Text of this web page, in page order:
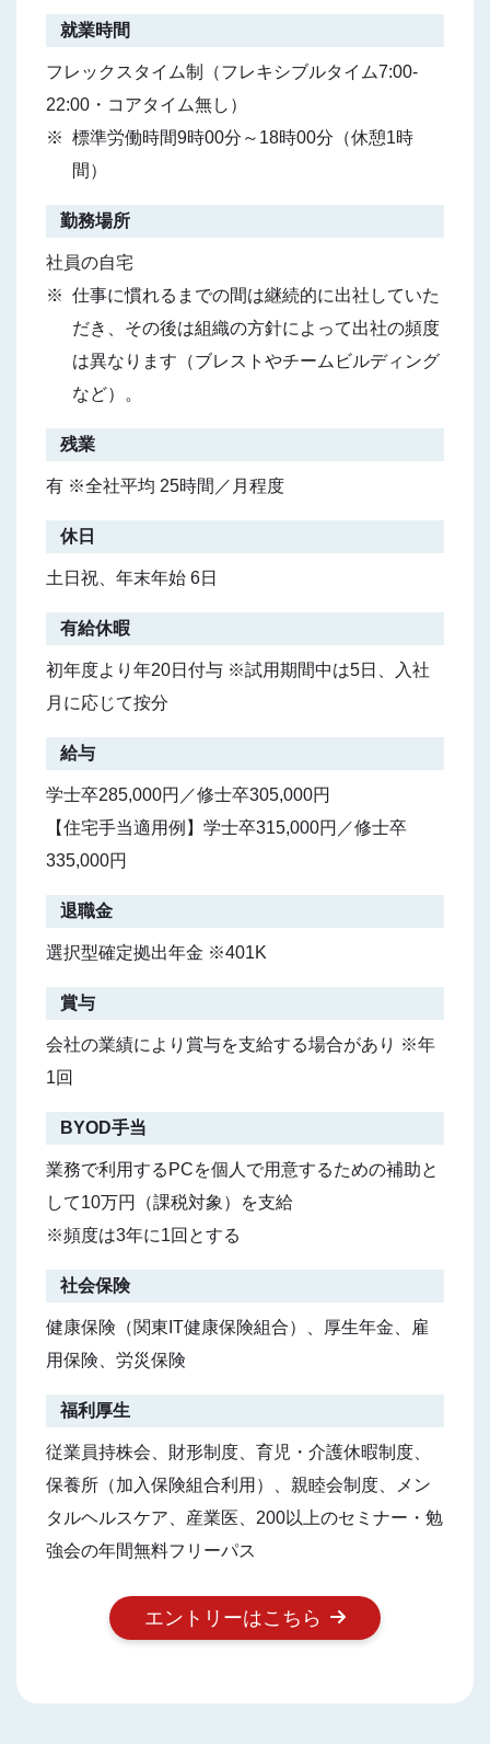
就業時間
フレックスタイム制（フレキシブルタイム7:00-
22:00・コアタイム無し）
標準労働時間9時00分～18時00分（休憩1時
間）
勤務場所
社員の自宅
仕事に慣れるまでの間は継続的に出社していた
だき、その後は組織の方針によって出社の頻度
は異なります（ブレストやチームビルディング
など）。
残業
有 ※全社平均 25時間／月程度
休日
土日祝、年末年始 6日
有給休暇
初年度より年20日付与 ※試用期間中は5日、入社
月に応じて按分
給与
学士卒285,000円／修士卒305,000円
【住宅手当適用例】学士卒315,000円／修士卒
335,000円
退職金
選択型確定拠出年金 ※401K
賞与
会社の業績により賞与を支給する場合があり ※年
1回
BYOD手当
業務で利用するPCを個人で用意するための補助と
して10万円（課税対象）を支給
※頻度は3年に1回とする
社会保険
健康保険（関東IT健康保険組合）、厚生年金、雇
用保険、労災保険
福利厚生
従業員持株会、財形制度、育児・介護休暇制度、
保養所（加入保険組合利用）、親睦会制度、メン
タルヘルスケア、産業医、200以上のセミナー・勉
強会の年間無料フリーパス
エントリーはこちら